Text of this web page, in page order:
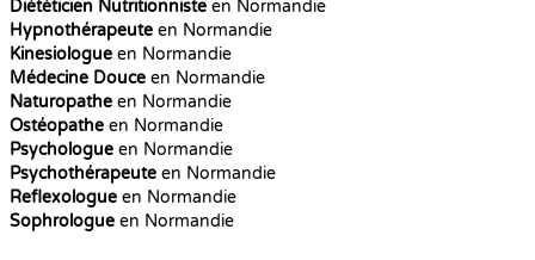
Diététicien Nutritionniste en Normandie
Hypnothérapeute en Normandie
Kinesiologue en Normandie
Médecine Douce en Normandie
Naturopathe en Normandie
Ostéopathe en Normandie
Psychologue en Normandie
Psychothérapeute en Normandie
Reflexologue en Normandie
Sophrologue en Normandie